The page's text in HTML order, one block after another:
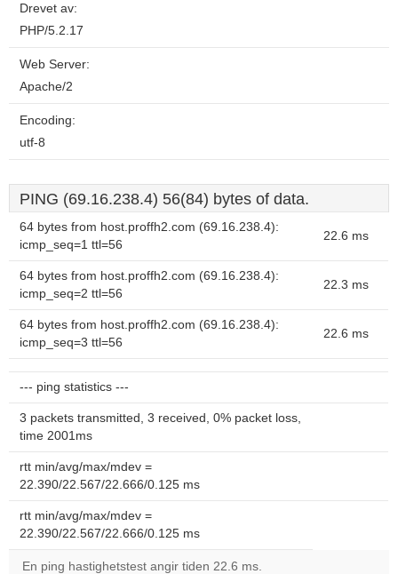
Drevet av:
PHP/5.2.17
Web Server:
Apache/2
Encoding:
utf-8
PING (69.16.238.4) 56(84) bytes of data.
64 bytes from host.proffh2.com (69.16.238.4):
icmp_seq=1 ttl=56
22.6 ms
64 bytes from host.proffh2.com (69.16.238.4):
icmp_seq=2 ttl=56
22.3 ms
64 bytes from host.proffh2.com (69.16.238.4):
icmp_seq=3 ttl=56
22.6 ms
--- ping statistics ---
3 packets transmitted, 3 received, 0% packet loss,
time 2001ms
rtt min/avg/max/mdev =
22.390/22.567/22.666/0.125 ms
rtt min/avg/max/mdev =
22.390/22.567/22.666/0.125 ms
En ping hastighetstest angir tiden 22.6 ms.